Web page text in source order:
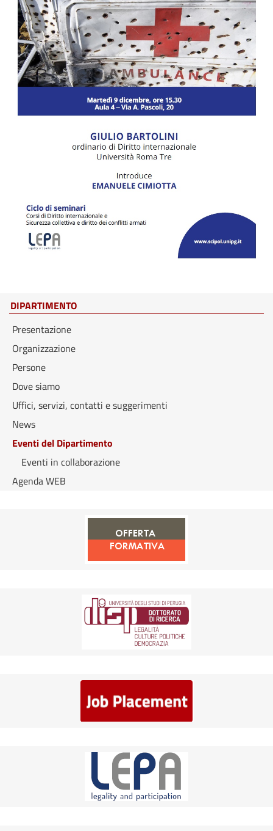
DIPARTIMENTO
Presentazione
Organizzazione
Persone
Dove siamo
Uffici, servizi, contatti e suggerimenti
News
Eventi del Dipartimento
Eventi in collaborazione
Agenda WEB